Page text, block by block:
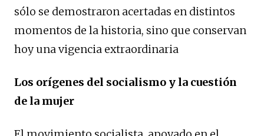
sólo se demostraron acertadas en distintos
momentos de la historia, sino que conservan
hoy una vigencia extraordinaria
Los orígenes del socialismo y la cuestión
de la mujer